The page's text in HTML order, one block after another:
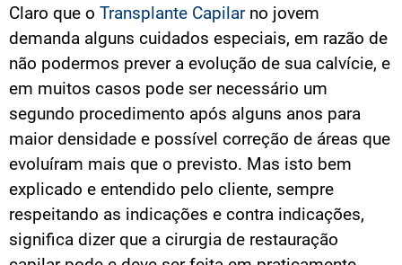
Claro que o Transplante Capilar no jovem
demanda alguns cuidados especiais, em razão de
não podermos prever a evolução de sua calvície, e
em muitos casos pode ser necessário um
segundo procedimento após alguns anos para
maior densidade e possível correção de áreas que
evoluíram mais que o previsto. Mas isto bem
explicado e entendido pelo cliente, sempre
respeitando as indicações e contra indicações,
significa dizer que a cirurgia de restauração